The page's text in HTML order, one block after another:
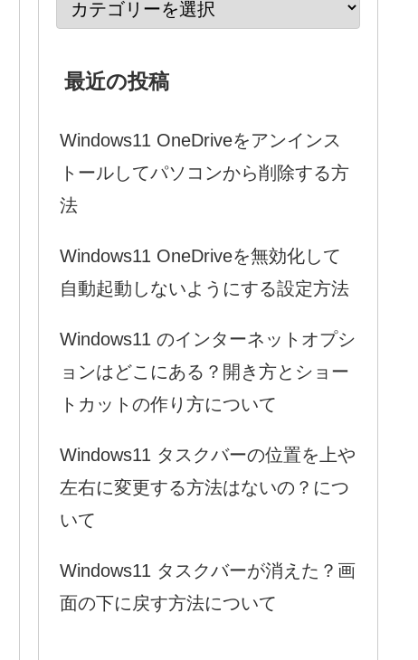
最近の投稿
Windows11 OneDriveをアンインス
トールしてパソコンから削除する方
法
Windows11 OneDriveを無効化して
自動起動しないようにする設定方法
Windows11 のインターネットオプシ
ョンはどこにある？開き方とショー
トカットの作り方について
Windows11 タスクバーの位置を上や
左右に変更する方法はないの？につ
いて
Windows11 タスクバーが消えた？画
面の下に戻す方法について